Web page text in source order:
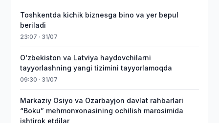
Toshkentda kichik biznesga bino va yer bepul
beriladi
23:07 · 31/07
Oʻzbekiston va Latviya haydovchilarni
tayyorlashning yangi tizimini tayyorlamoqda
09:30 · 31/07
Markaziy Osiyo va Ozarbayjon davlat rahbarlari
“Boku” mehmonxonasining ochilish marosimida
ishtirok etdilar